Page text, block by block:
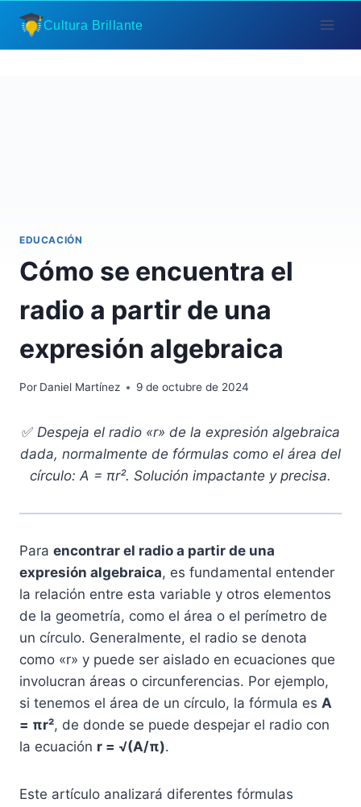
Saltar
contenido
Cultura Brillante
EDUCACIÓN
Cómo se encuentra el
radio a partir de una
expresión algebraica
Por Daniel Martínez 9 de octubre de 2024
✅ Despeja el radio «r» de la expresión algebraica
dada, normalmente de fórmulas como el área del
círculo: A = πr². Solución impactante y precisa.
Para encontrar el radio a partir de una
expresión algebraica, es fundamental entender
la relación entre esta variable y otros elementos
de la geometría, como el área o el perímetro de
un círculo. Generalmente, el radio se denota
como «r» y puede ser aislado en ecuaciones que
involucran áreas o circunferencias. Por ejemplo,
si tenemos el área de un círculo, la fórmula es A
= πr², de donde se puede despejar el radio con
la ecuación r = √(A/π).
Este artículo analizará diferentes fórmulas